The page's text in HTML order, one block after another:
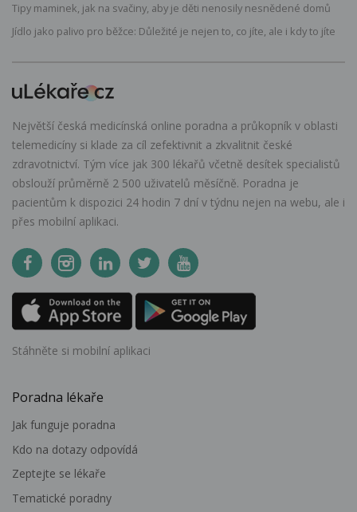
Tipy maminek, jak na svačiny, aby je děti nenosily nesnědené domů
Jídlo jako palivo pro běžce: Důležité je nejen to, co jíte, ale i kdy to jíte
Největší česká medicínská online poradna a průkopník v oblasti
telemedicíny si klade za cíl zefektivnit a zkvalitnit české
zdravotnictví. Tým více jak 300 lékařů včetně desítek specialistů
obslouží průměrně 2 500 uživatelů měsíčně. Poradna je
pacientům k dispozici 24 hodin 7 dní v týdnu nejen na webu, ale i
přes mobilní aplikaci.
Stáhněte si mobilní aplikaci
Poradna lékaře
Jak funguje poradna
Kdo na dotazy odpovídá
Zeptejte se lékaře
Tematické poradny